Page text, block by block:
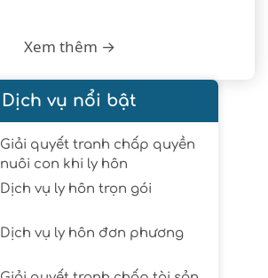
Xem thêm →
Dịch vụ nổi bật
Giải quyết tranh chấp quyền
nuôi con khi ly hôn
Dịch vụ ly hôn trọn gói
Dịch vụ ly hôn đơn phương